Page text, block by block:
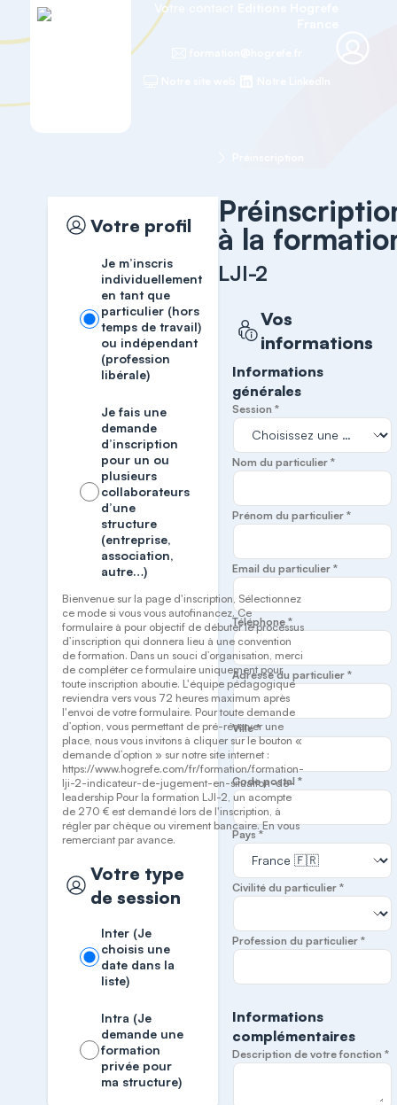
Votre contact
Votre profil
Je m’inscris
individuellement
en tant que
particulier (hors
temps de travail)
ou indépendant
(profession
libérale)
Je fais une
demande
d’inscription
pour un ou
plusieurs
collaborateurs
d’une
structure
(entreprise,
association,
autre…)
Bienvenue sur la page d'inscription, Sélectionnez
ce mode si vous vous autofinancez. Ce
formulaire à pour objectif de débuter le processus
d’inscription qui donnera lieu à une convention
de formation. Dans un souci d’organisation, merci
de compléter ce formulaire uniquement pour
toute inscription aboutie. L'équipe pédagogique
reviendra vers vous 72 heures maximum après
l'envoi de votre formulaire. Pour toute demande
d’option, vous permettant de pré-réserver une
place, nous vous invitons à cliquer sur le bouton «
demande d’option » sur notre site internet :
https://www.hogrefe.com/fr/formation/formation-
lji-2-indicateur-de-jugement-en-situation-de-
leadership Pour la formation LJI-2, un acompte
de 270 € est demandé lors de l'inscription, à
régler par chèque ou virement bancaire. En vous
remerciant par avance.
Votre type
de session
Inter (Je
choisis une
date dans la
liste)
Intra (Je
demande une
formation
privée pour
ma structure)
à la
LJI-2
Vos
informations
Informations
générales
Session *
Nom du particulier *
Prénom du particulier *
Email du particulier *
Téléphone *
Adresse du particulier *
Ville *
Code postal *
Pays *
Civilité du particulier *
Profession du particulier *
Informations
complémentaires
Description de votre fonction *